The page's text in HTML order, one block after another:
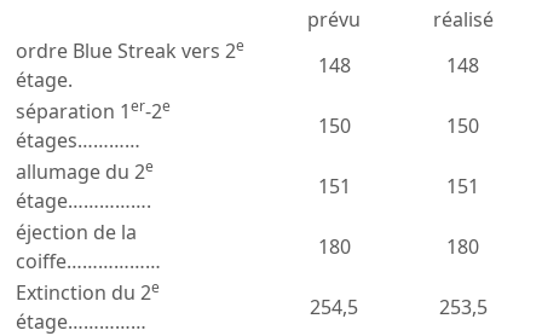
prévu
réalisé
ordre Blue Streak vers 2e
étage.
148
148
séparation 1er-2e
étages…………
150
150
allumage du 2e
étage…………….
151
151
éjection de la
coiffe………………
180
180
Extinction du 2e
étage……………
254,5
253,5